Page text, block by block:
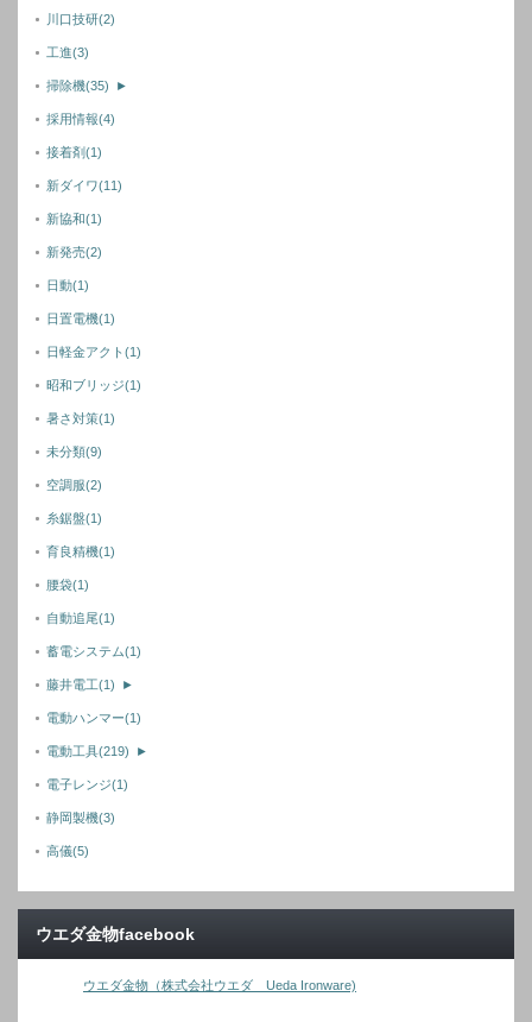
川口技研(2)
工進(3)
掃除機(35) ►
採用情報(4)
接着剤(1)
新ダイワ(11)
新協和(1)
新発売(2)
日動(1)
日置電機(1)
日軽金アクト(1)
昭和ブリッジ(1)
暑さ対策(1)
未分類(9)
空調服(2)
糸鋸盤(1)
育良精機(1)
腰袋(1)
自動追尾(1)
蓄電システム(1)
藤井電工(1) ►
電動ハンマー(1)
電動工具(219) ►
電子レンジ(1)
静岡製機(3)
高儀(5)
ウエダ金物facebook
ウエダ金物（株式会社ウエダ Ueda Ironware)